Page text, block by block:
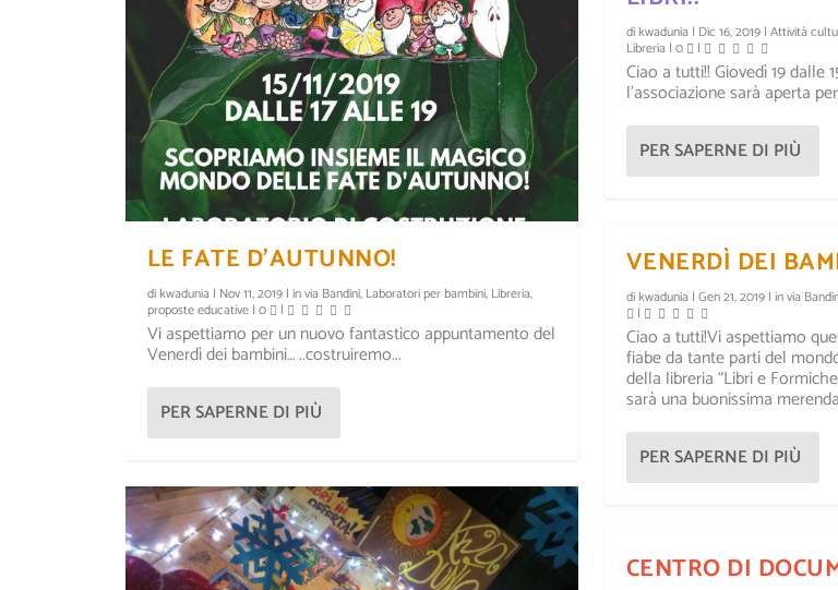
LA VENEZIA DI GHOLAM NAJAFI
Inserito da kwadunia Nov 16, 2018 | slider
KWA DUNÌA, LE CULTURE DEL MAPPAMONDO
Inserito da kwadunia Nov 12, 2018 | Il progetto Kwa Dunia ,slider 0 |
LE FATE D’AUTUNNO!
di kwadunia | Nov 11, 2019| in via Bandini, Laboratori per bambini, Libreria,
proposte educative| 0 |
Vi aspettiamo per un nuovo fantastico appuntamento del
Venerdì dei bambini… ..costruiremo...
PER SAPERNE DI PIÙ
di kwadunia | Dic 16, 2019| Attività
Libreria | 0 |
Ciao a tutti!! Giovedì 19 dalle
l’associazione sarà aperta
PER SAPERNE DI PIÙ
VENERDÌ DEI
di kwadunia | Gen 21, 2019| in via
|
Ciao a tutti!Vi aspettiamo
fiabe da tante parti del
della libreria “Libri e
sarà una buonissima
PER SAPERNE DI PIÙ
CENTRO DI